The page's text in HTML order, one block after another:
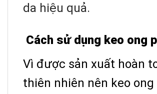
da hiệu quả.
Cách sử dụng keo ong
Vì được sản xuất hoàn
thiên nhiên nên keo ong